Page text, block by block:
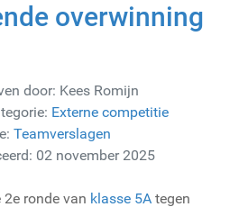
overwinning
door: Kees Romijn
Externe competitie
Teamverslagen
02 november 2025
ronde van klasse 5A tegen